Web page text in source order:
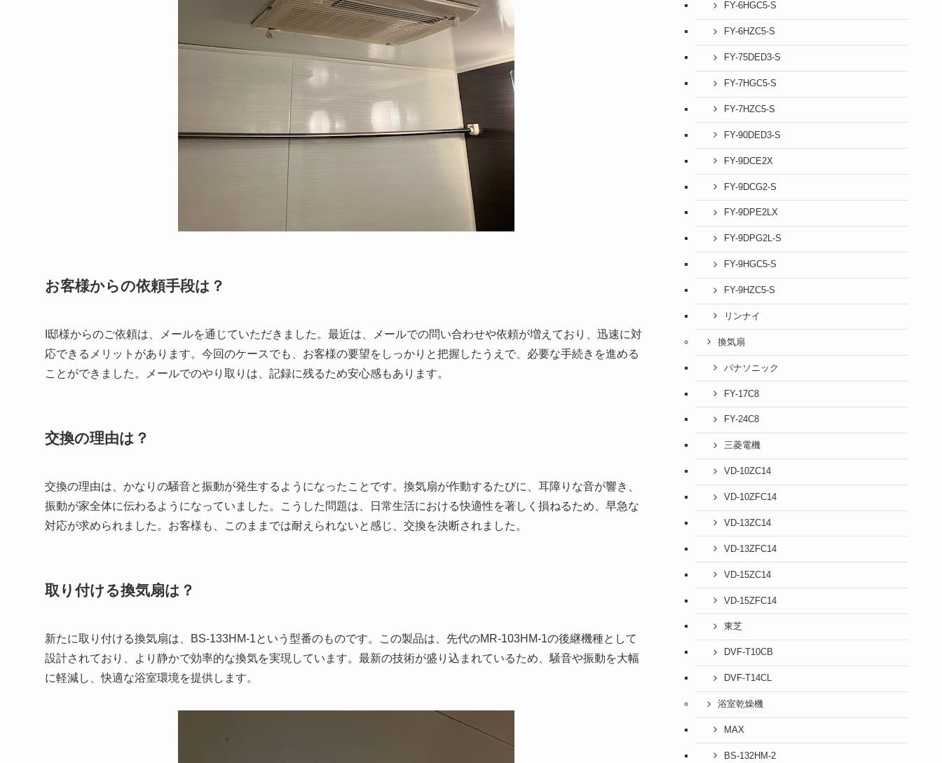
お客様からの依頼手段は？
I邸様からのご依頼は、メールを通じていただきました。最近は、メールでの問い合わせや依頼が増えており、迅速に対
応できるメリットがあります。今回のケースでも、お客様の要望をしっかりと把握したうえで、必要な手続きを進める
ことができました。メールでのやり取りは、記録に残るため安心感もあります。
交換の理由は？
交換の理由は、かなりの騒音と振動が発生するようになったことです。換気扇が作動するたびに、耳障りな音が響き、
振動が家全体に伝わるようになっていました。こうした問題は、日常生活における快適性を著しく損ねるため、早急な
対応が求められました。お客様も、このままでは耐えられないと感じ、交換を決断されました。
取り付ける換気扇は？
新たに取り付ける換気扇は、BS-133HM-1という型番のものです。この製品は、先代のMR-103HM-1の後継機種として
設計されており、より静かで効率的な換気を実現しています。最新の技術が盛り込まれているため、騒音や振動を大幅
に軽減し、快適な浴室環境を提供します。
FY-6HGC5-S
FY-6HZC5-S
FY-75DED3-S
FY-7HGC5-S
FY-7HZC5-S
FY-90DED3-S
FY-9DCE2X
FY-9DCG2-S
FY-9DPE2LX
FY-9DPG2L-S
FY-9HGC5-S
FY-9HZC5-S
リンナイ
換気扇
パナソニック
FY-17C8
FY-24C8
三菱電機
VD-10ZC14
VD-10ZFC14
VD-13ZC14
VD-13ZFC14
VD-15ZC14
VD-15ZFC14
東芝
DVF-T10CB
DVF-T14CL
浴室乾燥機
MAX
BS-132HM-2